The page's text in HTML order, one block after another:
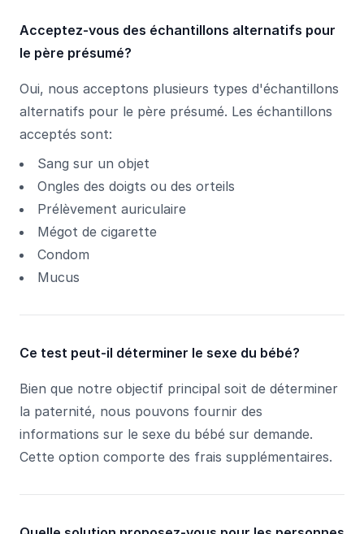
Acceptez-vous des échantillons alternatifs pour
le père présumé?
Oui, nous acceptons plusieurs types d'échantillons
alternatifs pour le père présumé. Les échantillons
acceptés sont:
Sang sur un objet
Ongles des doigts ou des orteils
Prélèvement auriculaire
Mégot de cigarette
Condom
Mucus
Ce test peut-il déterminer le sexe du bébé?
Bien que notre objectif principal soit de déterminer
la paternité, nous pouvons fournir des
informations sur le sexe du bébé sur demande.
Cette option comporte des frais supplémentaires.